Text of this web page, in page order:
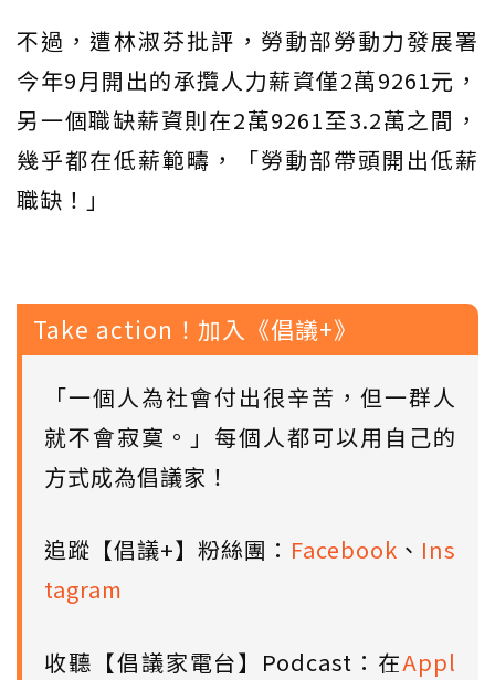
不過，遭林淑芬批評，勞動部勞動力發展署
今年9月開出的承攬人力薪資僅2萬9261元，
另一個職缺薪資則在2萬9261至3.2萬之間，
幾乎都在低薪範疇，「勞動部帶頭開出低薪
職缺！」
Take action！加入《倡議+》
「一個人為社會付出很辛苦，但一群人
就不會寂寞。」每個人都可以用自己的
方式成為倡議家！
追蹤【倡議+】粉絲團： Facebook 、 Ins
tagram
收聽【倡議家電台】Podcast：在Appl